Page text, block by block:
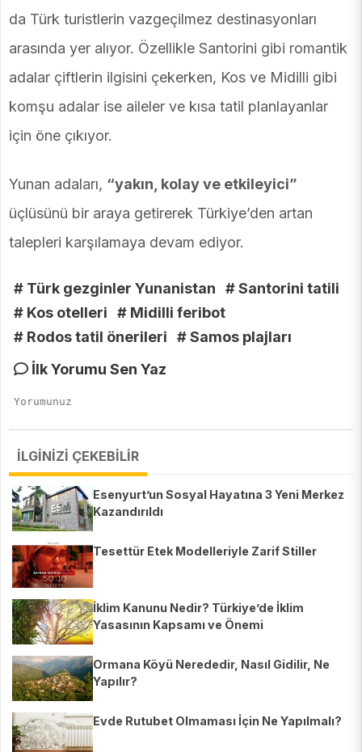
da Türk turistlerin vazgeçilmez destinasyonları
arasında yer alıyor. Özellikle Santorini gibi romantik
adalar çiftlerin ilgisini çekerken, Kos ve Midilli gibi
komşu adalar ise aileler ve kısa tatil planlayanlar
için öne çıkıyor.
Yunan adaları, “yakın, kolay ve etkileyici”
üçlüsünü bir araya getirerek Türkiye’den artan
talepleri karşılamaya devam ediyor.
# Türk gezginler Yunanistan
# Santorini tatili
# Kos otelleri
# Midilli feribot
# Rodos tatil önerileri
# Samos plajları
İlk Yorumu Sen Yaz
İLGİNİZİ ÇEKEBİLİR
Esenyurt’un Sosyal Hayatına 3 Yeni Merkez
Kazandırıldı
Tesettür Etek Modelleriyle Zarif Stiller
İklim Kanunu Nedir? Türkiye’de İklim
Yasasının Kapsamı ve Önemi
Ormana Köyü Nerededir, Nasıl Gidilir, Ne
Yapılır?
Evde Rutubet Olmaması İçin Ne Yapılmalı?